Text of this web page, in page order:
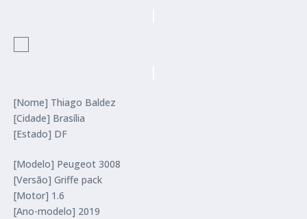
[Nome] Thiago Baldez
[Cidade] Brasília
[Estado] DF
[Modelo] Peugeot 3008
[Versão] Griffe pack
[Motor] 1.6
[Ano-modelo] 2019